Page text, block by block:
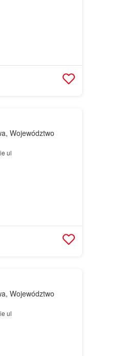
Województwo
ul
Województwo
ul